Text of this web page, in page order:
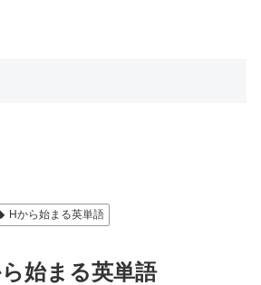
Hから始まる英単語
始まる英単語